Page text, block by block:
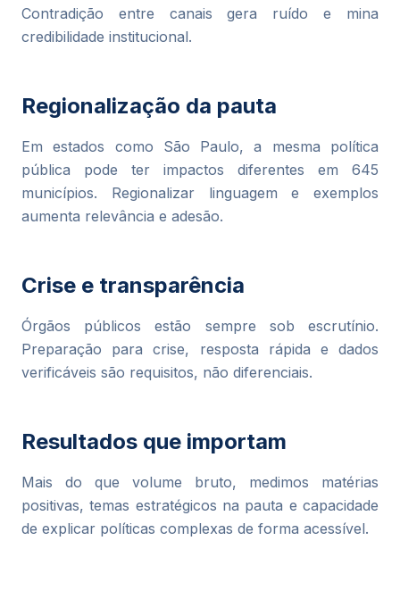
Contradição entre canais gera ruído e mina
credibilidade institucional.
Regionalização da pauta
Em estados como São Paulo, a mesma política
pública pode ter impactos diferentes em 645
municípios. Regionalizar linguagem e exemplos
aumenta relevância e adesão.
Crise e transparência
Órgãos públicos estão sempre sob escrutínio.
Preparação para crise, resposta rápida e dados
verificáveis são requisitos, não diferenciais.
Resultados que importam
Mais do que volume bruto, medimos matérias
positivas, temas estratégicos na pauta e capacidade
de explicar políticas complexas de forma acessível.